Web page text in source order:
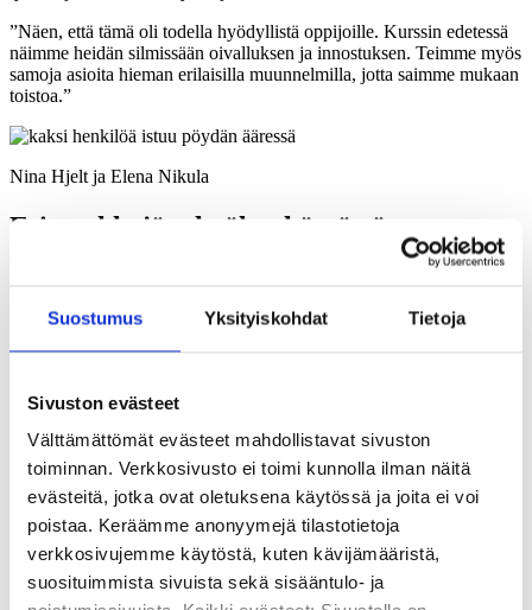
Suostumus Yksityiskohdat Tietoja
Sivuston evästeet
Välttämättömät evästeet mahdollistavat sivuston
toiminnan. Verkkosivusto ei toimi kunnolla ilman näitä
evästeitä, jotka ovat oletuksena käytössä ja joita ei voi
poistaa. Keräämme anonyymejä tilastotietoja
verkkosivujemme käytöstä, kuten kävijämääristä,
suosituimmista sivuista sekä sisääntulo- ja
”Näen, että tämä oli todella hyödyllistä oppijoille. Kurssin edetessä
näimme heidän silmissään oivalluksen ja innostuksen. Teimme myös
samoja asioita hieman erilaisilla muunnelmilla, jotta saimme mukaan
toistoa.”
Nina Hjelt ja Elena Nikula
Esimerkkejä tekoälyn käytöstä
tekstitaitoihin.
etsivät kiinnostavan työpaikkailmoituksen ja kirjoittivat siihen
hakemuksen tai osan siitä. Lopuksi he näyttivät sekä ilmoitustekstin
että hakemuksen tekoälylle ja pyysivät siltä palautetta.
”Tekoäly saattoi sanoa, että ‘et vastannut tähän kysymykseen, lisää
vielä nämä asiat’. Se toimi hyvänä ohjaajana”, Hyvönen toteaa. ”Se
yllätti, miten paljon se auttoi opiskelijoita ja tavallaan myös itseäni
opettajana.”